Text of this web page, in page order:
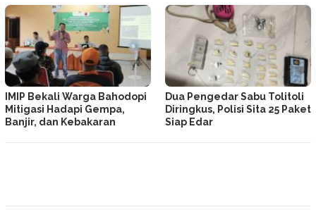
IMIP Bekali Warga Bahodopi
Mitigasi Hadapi Gempa,
Banjir, dan Kebakaran
Dua Pengedar Sabu Tolitoli
Diringkus, Polisi Sita 25 Paket
Siap Edar